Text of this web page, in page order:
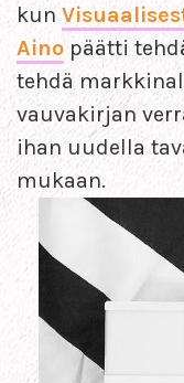
kun
Aino päätti
tehdä
vauvakirjan
ihan uudella
mukaan.